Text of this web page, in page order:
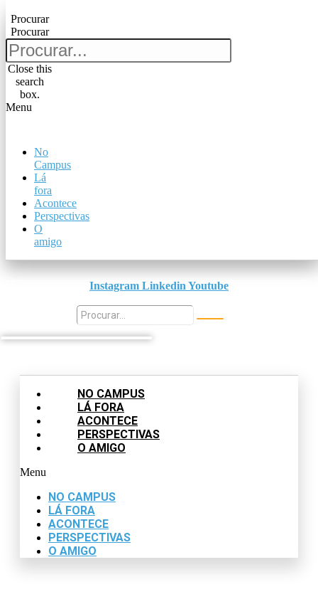
Procurar
Procurar
Close this
search
box.
Menu
No
Campus
Lá
fora
Acontece
Perspectivas
O
amigo
Procurar
Procurar
Close this
search
box.
No
Campus
Lá
fora
Acontece
Perspectivas
O
amigo
Instagram Linkedin Youtube
NO CAMPUS
LÁ FORA
ACONTECE
PERSPECTIVAS
O AMIGO
Menu
NO CAMPUS
LÁ FORA
ACONTECE
PERSPECTIVAS
O AMIGO